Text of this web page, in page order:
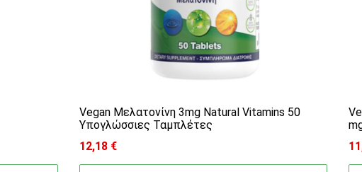
Vegan Μελατονίνη 3mg Natural Vitamins 50
Υπογλώσσιες Ταμπλέτες
12,18 €